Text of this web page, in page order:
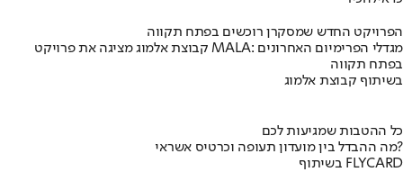
הפרויקט החדש שמסקרן רוכשים בפתח תקווה
קבוצת אלמוג מציגה את פרויקט MALA: מגדלי הפרימיום האחרונים
בפתח תקווה
בשיתוף קבוצת אלמוג
כל ההטבות שמגיעות לכם
מה ההבדל בין מועדון תעופה וכרטיס אשראי?
בשיתוף FLYCARD